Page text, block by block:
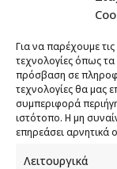
Για να παρέχουμε
τεχνολογίες όπως
πρόσβαση σε
τεχνολογίες θα μας
συμπεριφορά
ιστότοπο. Η μη
επηρεάσει αρνητικά
Λειτουργικά
Το
2021-